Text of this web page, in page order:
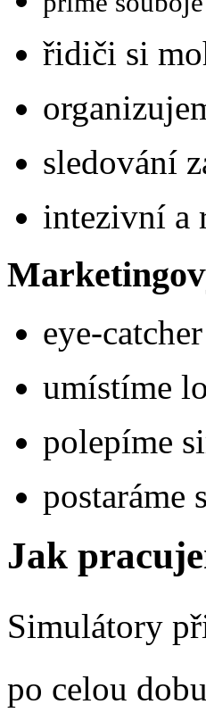
řidiči si
sledování
intezivní a
eye-
umístíme
polepíme
postaráme
Jak
Simulátory
po celou